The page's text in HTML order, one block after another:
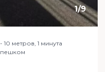
1/9
10 метров, 1 минута
пешком